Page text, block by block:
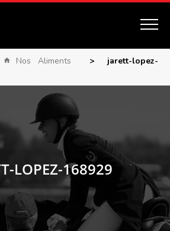
Nos Aliments >
jarett-lopez-
LOPEZ-168929